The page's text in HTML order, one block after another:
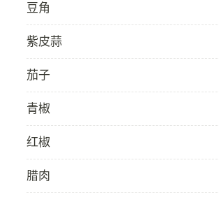
豆角
紫皮蒜
茄子
青椒
红椒
腊肉